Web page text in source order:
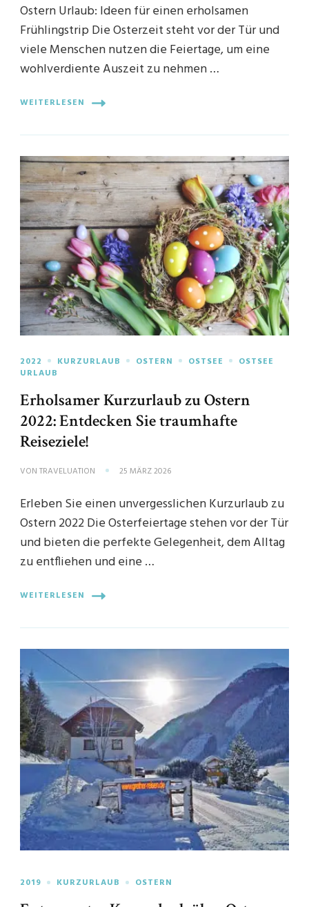
Ostern Urlaub: Ideen für einen erholsamen
Frühlingstrip Die Osterzeit steht vor der Tür und
viele Menschen nutzen die Feiertage, um eine
wohlverdiente Auszeit zu nehmen …
WEITERLESEN
2022 KURZURLAUB OSTERN OSTSEE
OSTSEE
URLAUB
Erholsamer Kurzurlaub zu Ostern
2022: Entdecken Sie traumhafte
Reiseziele!
VON TRAVELUATION 25 MÄRZ 2026
Erleben Sie einen unvergesslichen Kurzurlaub zu
Ostern 2022 Die Osterfeiertage stehen vor der Tür
und bieten die perfekte Gelegenheit, dem Alltag
zu entfliehen und eine …
WEITERLESEN
2019 KURZURLAUB OSTERN